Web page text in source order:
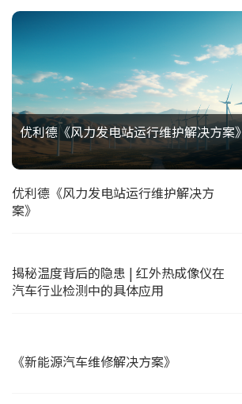
优利德《风力发电站运行维护解决方案》
优利德《风力发电站运行维护解决方
案》
揭秘温度背后的隐患 | 红外热成像仪在
汽车行业检测中的具体应用
《新能源汽车维修解决方案》